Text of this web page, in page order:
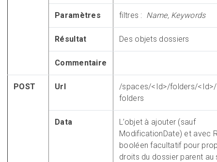
Paramètres filtres : Name, Keywords
Résultat Des objets dossiers
Commentaire
POST Url
/spaces/<Id>/folders/
folders
Data
L’objet à ajouter (sauf
ModificationDate) et avec
booléen facultatif pour
droits du dossier parent au